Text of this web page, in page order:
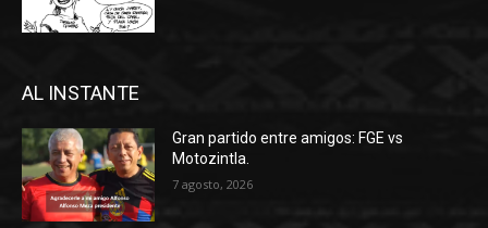
AL INSTANTE
Gran partido entre amigos: FGE vs
Motozintla.
7 agosto, 2026